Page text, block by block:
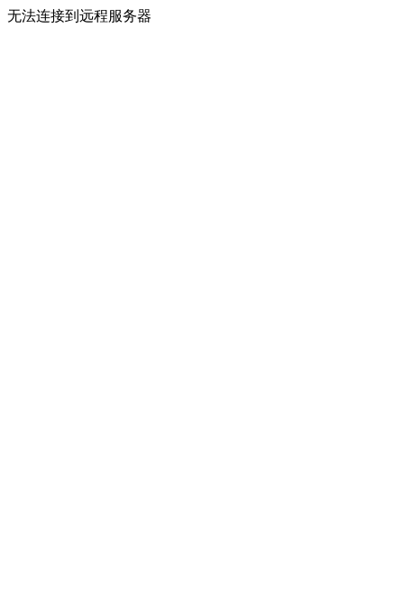
无法连接到远程服务器